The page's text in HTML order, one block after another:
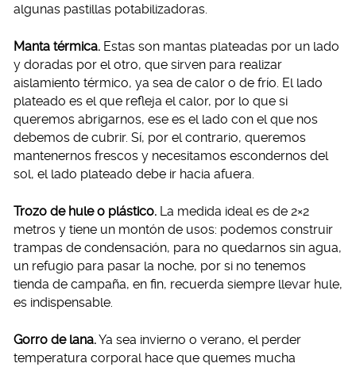
algunas pastillas potabilizadoras.
Manta térmica. Estas son mantas plateadas por un lado
y doradas por el otro, que sirven para realizar
aislamiento térmico, ya sea de calor o de frío. El lado
plateado es el que refleja el calor, por lo que si
queremos abrigarnos, ese es el lado con el que nos
debemos de cubrir. Sí, por el contrario, queremos
mantenernos frescos y necesitamos escondernos del
sol, el lado plateado debe ir hacia afuera.
Trozo de hule o plástico. La medida ideal es de 2×2
metros y tiene un montón de usos: podemos construir
trampas de condensación, para no quedarnos sin agua,
un refugio para pasar la noche, por si no tenemos
tienda de campaña, en fin, recuerda siempre llevar hule,
es indispensable.
Gorro de lana.Ya sea invierno o verano, el perder
temperatura corporal hace que quemes mucha